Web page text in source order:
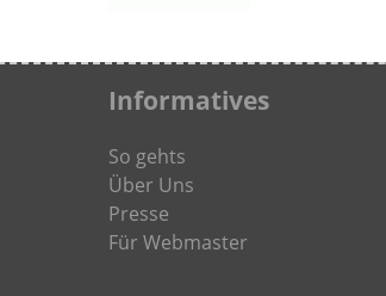
Informatives
So gehts
Über Uns
Presse
Für Webmaster